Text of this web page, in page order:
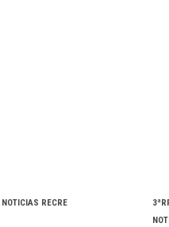
NOTICIAS RECRE